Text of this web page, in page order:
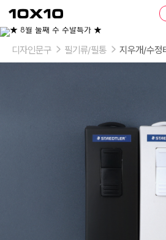
텐
바
텐
이
상
디자인문구 필기류/필통 지우개/수정